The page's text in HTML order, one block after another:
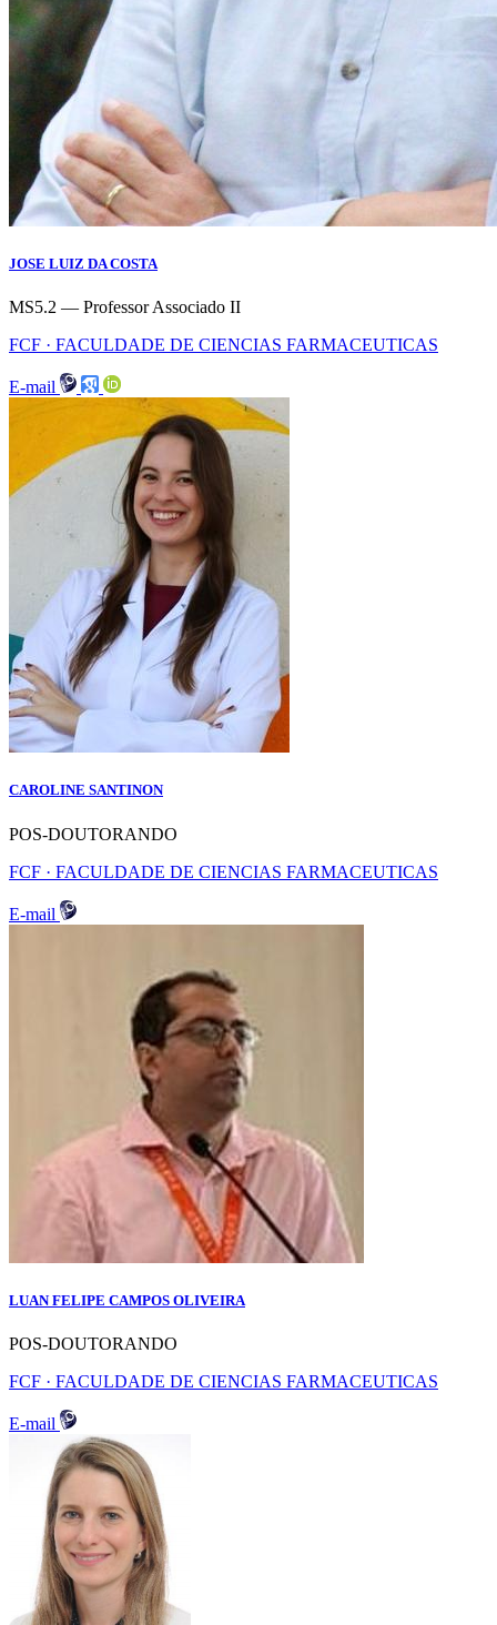
JOSE LUIZ DA COSTA
MS5.2 — Professor Associado II
FCF · FACULDADE DE CIENCIAS FARMACEUTICAS
E-mail
CAROLINE SANTINON
POS-DOUTORANDO
FCF · FACULDADE DE CIENCIAS FARMACEUTICAS
E-mail
LUAN FELIPE CAMPOS OLIVEIRA
POS-DOUTORANDO
FCF · FACULDADE DE CIENCIAS FARMACEUTICAS
E-mail